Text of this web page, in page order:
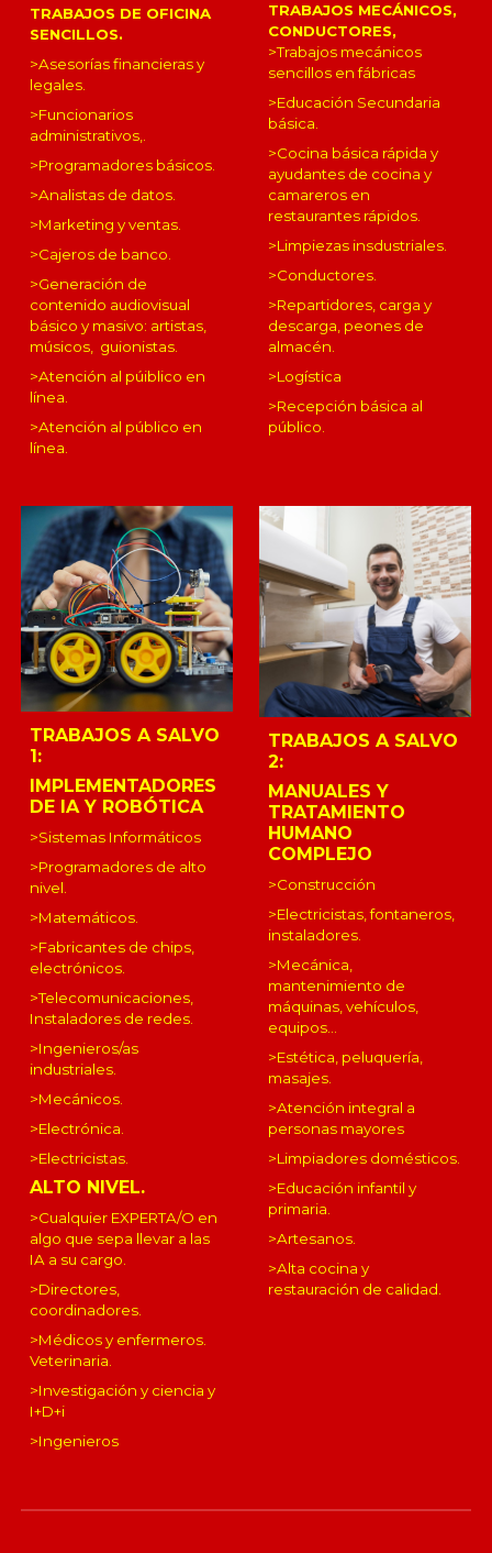
TRABAJOS DE OFICINA
SENCILLOS.
>Asesorías financieras y
legales.
>Funcionarios
administrativos,.
>Programadores básicos.
>Analistas de datos.
>Marketing y ventas
>Cajeros de banco.
>Generación de
contenido audiovisual
básico y masivo: artistas,
músicos, guionistas.
>Atención al púiblico en
línea.
>Atención al público en
línea.
TRABAJOS MECÁNICOS,
CONDUCTORES,
>Trabajos mecánicos
sencillos en fábricas
>Educación Secundaria
básica.
>Cocina básica rápida y
ayudantes de cocina y
camareros en
restaurantes rápidos.
>Limpiezas insdustriales.
>Conductores.
>Repartidores, carga y
descarga, peones de
almacén.
>Logística
>Recepción básica al
público.
TRABAJOS A SALVO
1:
IMPLEMENTADORES
DE IA Y ROBÓTICA
>Sistemas Informáticos
>Programadores de alto
nivel.
>Matemáticos.
>Fabricantes de chips,
electrónicos.
>Telecomunicaciones,
Instaladores de redes.
>Ingenieros/as
industriales.
>Mecánicos.
>Electrónica.
>Electricistas.
ALTO NIVEL.
>Cualquier EXPERTA/O en
algo que sepa llevar a las
IA a su cargo.
>Directores,
coordinadores.
>Médicos y enfermeros.
Veterinaria.
>Investigación y ciencia y
I+D+i
>Ingenieros
TRABAJOS A SALVO
2:
MANUALES Y
TRATAMIENTO
HUMANO
COMPLEJO
>Construcción
>Electricistas, fontaneros,
instaladores.
>Mecánica,
mantenimiento de
máquinas, vehículos,
equipos...
>Estética, peluquería,
masajes.
>Atención integral a
personas mayores
>Limpiadores domésticos.
>Educación infantil y
primaria.
>Artesanos.
>Alta cocina y
restauración de calidad.